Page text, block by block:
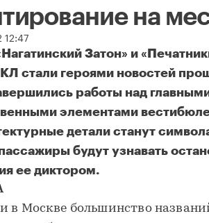
на
12:47
Затон» и
стали героями новостей
работы над
элементами
детали станут
будут узнавать
ее диктором.
на местности
в Москве большинство